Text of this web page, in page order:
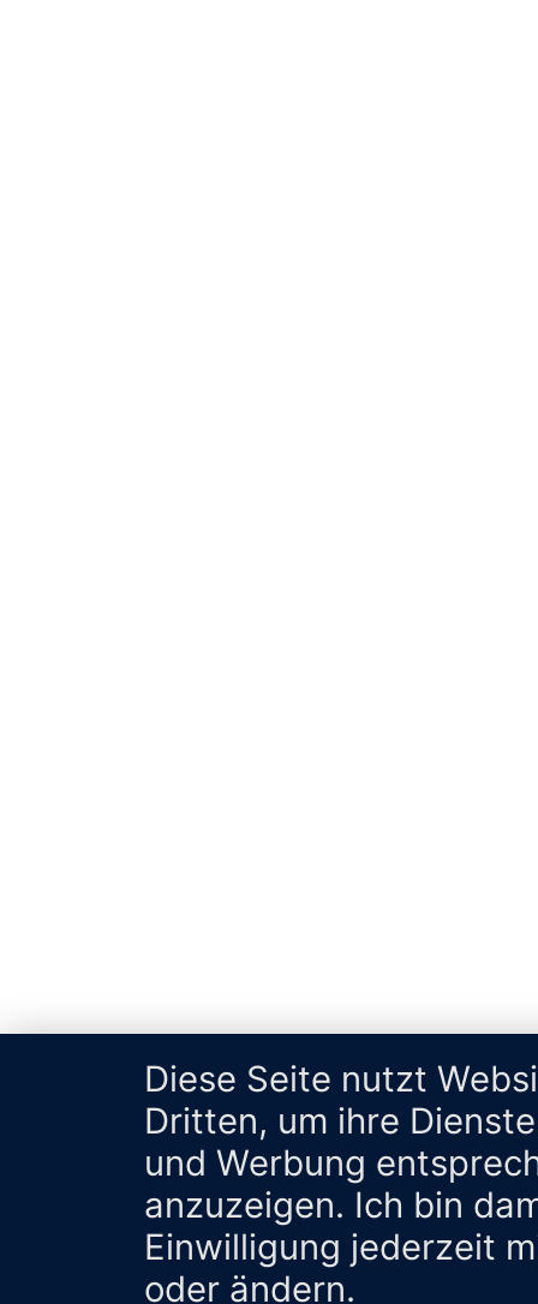
Diese Seite nutzt
Dritten, um ihre
und Werbung
anzuzeigen. Ich bin
Einwilligung jederzeit
oder ändern.